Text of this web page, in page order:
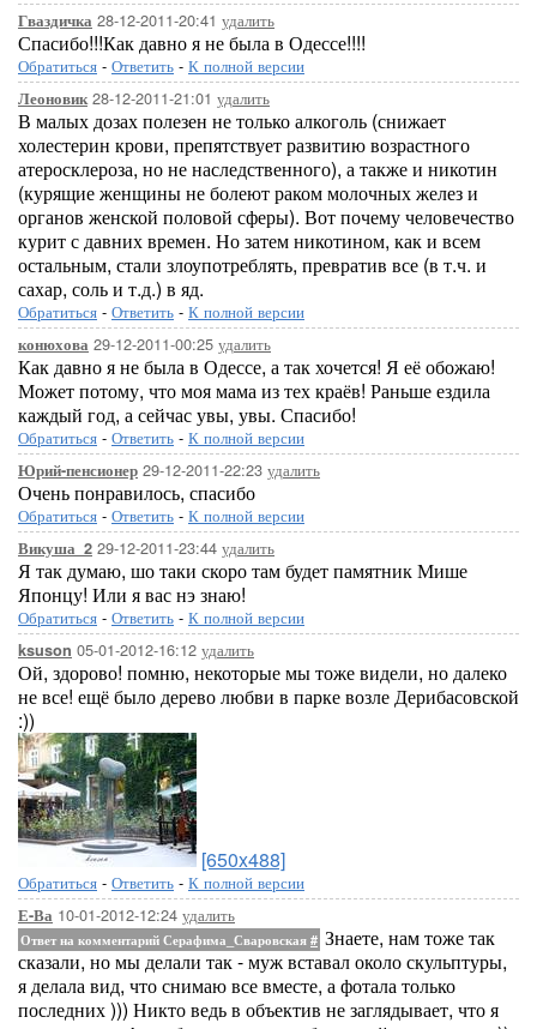
Гваздичка 28-12-2011-20:41 удалить
Спасибо!!!Как давно я не была в Одессе!!!!
Обратиться - Ответить - К полной версии
Леоновик28-12-2011-21:01 удалить
В малых дозах полезен не только алкоголь (снижает
холестерин крови, препятствует развитию возрастного
атеросклероза, но не наследственного), а также и никотин
(курящие женщины не болеют раком молочных желез и
органов женской половой сферы). Вот почему человечество
курит с давних времен. Но затем никотином, как и всем
остальным, стали злоупотреблять, превратив все (в т.ч. и
сахар, соль и т.д.) в яд.
Обратиться - Ответить - К полной версии
конюхова 29-12-2011-00:25 удалить
Как давно я не была в Одессе, а так хочется! Я её обожаю!
Может потому, что моя мама из тех краёв! Раньше ездила
каждый год, а сейчас увы, увы. Спасибо!
Обратиться - Ответить - К полной версии
Юрий-пенсионер 29-12-2011-22:23 удалить
Очень понравилось, спасибо
Обратиться - Ответить - К полной версии
Викуша_2 29-12-2011-23:44 удалить
Я так думаю, шо таки скоро там будет памятник Мише
Японцу! Или я вас нэ знаю!
Обратиться - Ответить - К полной версии
ksuson 05-01-2012-16:12 удалить
Ой, здорово! помню, некоторые мы тоже видели, но далеко
не все! ещё было дерево любви в парке возле Дерибасовской
:))
[650x488]
Обратиться - Ответить - К полной версии
Е-Ва 10-01-2012-12:24 удалить
Ответ на комментарий Серафима_Сваровская # Знаете, нам тоже так
сказали, но мы делали так - муж вставал около скульптуры,
я делала вид, что снимаю все вместе, а фотала только
последних ))) Никто ведь в объектив не заглядывает, что я